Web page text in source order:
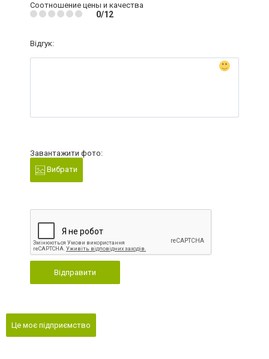
Соотношение цены и качества
0/12
Відгук:
Завантажити фото:
Вибрати
Відправити
Це моє підприємство